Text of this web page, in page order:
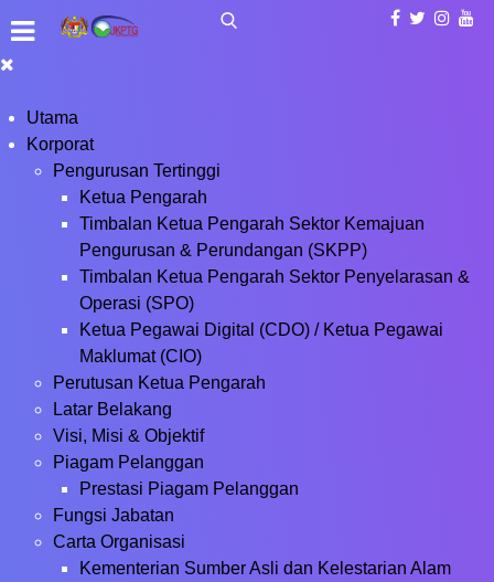
Utama
Korporat
Pengurusan Tertinggi
Ketua Pengarah
Timbalan Ketua Pengarah Sektor Kemajuan
Pengurusan & Perundangan (SKPP)
Timbalan Ketua Pengarah Sektor Penyelarasan &
Operasi (SPO)
Ketua Pegawai Digital (CDO) / Ketua Pegawai
Maklumat (CIO)
Perutusan Ketua Pengarah
Latar Belakang
Visi, Misi & Objektif
Piagam Pelanggan
Prestasi Piagam Pelanggan
Fungsi Jabatan
Carta Organisasi
Kementerian Sumber Asli dan Kelestarian Alam